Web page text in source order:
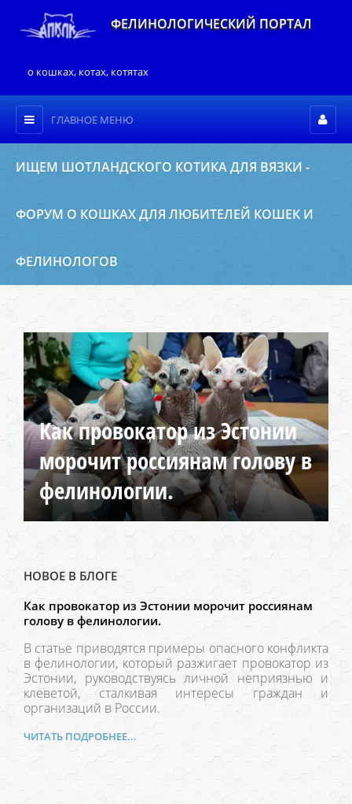
ФЕЛИНОЛОГИЧЕСКИЙ ПОРТАЛ
о кошках, котах, котятах
ГЛАВНОЕ МЕНЮ
ИЩЕМ ШОТЛАНДСКОГО КОТИКА ДЛЯ ВЯЗКИ -
ФОРУМ О КОШКАХ ДЛЯ ЛЮБИТЕЛЕЙ КОШЕК И
ФЕЛИНОЛОГОВ
Как провокатор из Эстонии
морочит россиянам голову в
фелинологии.
НОВОЕ В БЛОГЕ
Как провокатор из Эстонии морочит россиянам
голову в фелинологии.
В статье приводятся примеры опасного конфликта
в фелинологии, который разжигает провокатор из
Эстонии, руководствуясь личной неприязнью и
клеветой, сталкивая интересы граждан и
организаций в России.
ЧИТАТЬ ПОДРОБНЕЕ...